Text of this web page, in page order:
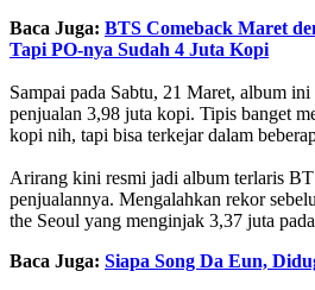
Baca Juga: BTS Comeback Maret
Tapi PO-nya Sudah 4 Juta Kopi
Sampai pada Sabtu, 21 Maret, album ini
penjualan 3,98 juta kopi. Tipis banget
kopi nih, tapi bisa terkejar dalam
Arirang kini resmi jadi album terlaris
penjualannya. Mengalahkan rekor
the Seoul yang menginjak 3,37 juta
Baca Juga: Siapa Song Da Eun,